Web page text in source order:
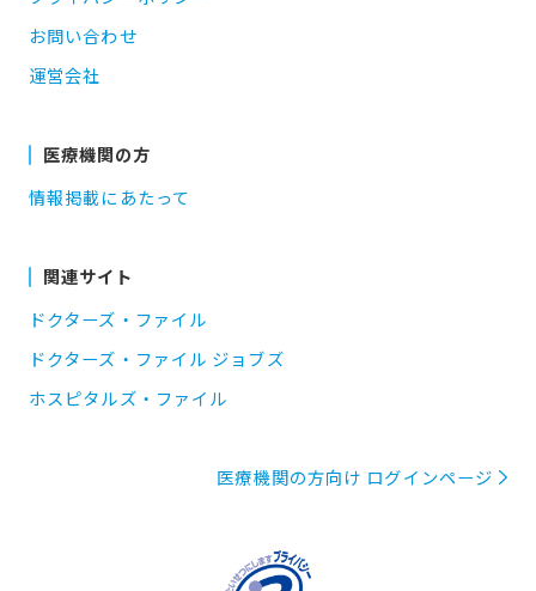
お問い合わせ
運営会社
医療機関の方
情報掲載にあたって
関連サイト
ドクターズ・ファイル
ドクターズ・ファイル ジョブズ
ホスピタルズ・ファイル
医療機関の方向け ログインページ